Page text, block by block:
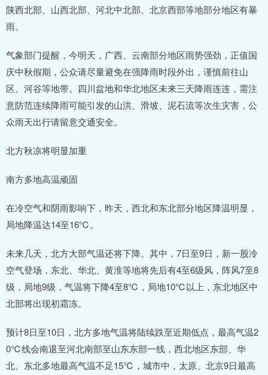
陕西北部、山西北部、河北中北部、北京西部等地部分地区有暴
雨。
气象部门提醒，今明天，广西、云南部分地区雨势强劲，正值国
庆中秋假期，公众请尽量避免在强降雨时段外出，谨慎前往山
区、河谷等地带。四川盆地和华北地区未来三天降雨连连，需注
意防范连续降雨可能引发的山洪、滑坡、泥石流等次生灾害，公
众雨天出行请留意交通安全。
北方秋凉将明显加重
南方多地高温顽固
在冷空气和阴雨影响下，昨天，西北和东北部分地区降温明显，
局地降温达14至16℃。
未来几天，北方大部气温还将下降。其中，7日至9日，新一股冷
空气登场，东北、华北、黄淮等地将先后有4至6级风，阵风7至8
级，局地9级，气温将下降4至8℃，局地10℃以上，东北地区中
北部将出现初霜冻。
预计8日至10日，北方多地气温将陆续跌至近期低点，最高气温2
0℃线会南退至河北南部至山东东部一线，西北地区东部、华
北、东北多地最高气温不足15℃，城市中，太原、北京9日最高